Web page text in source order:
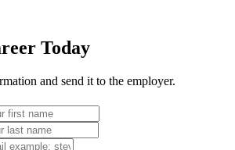
Today
and send it to the employer.